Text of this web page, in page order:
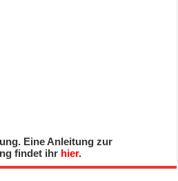
Eine Anleitung zur
findet ihr hier.